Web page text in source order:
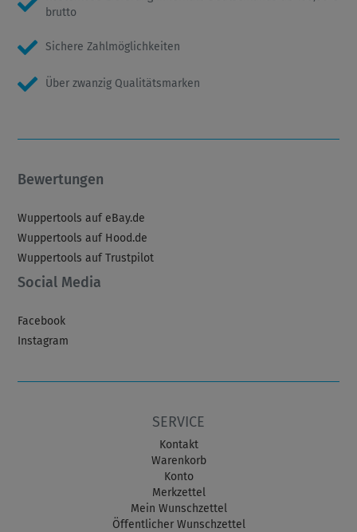
brutto
Sichere Zahlmöglichkeiten
Über zwanzig Qualitätsmarken
Bewertungen
Wuppertools auf eBay.de
Wuppertools auf Hood.de
Wuppertools auf Trustpilot
Social Media
Facebook
Instagram
SERVICE
Kontakt
Warenkorb
Konto
Merkzettel
Mein Wunschzettel
Öffentlicher Wunschzettel